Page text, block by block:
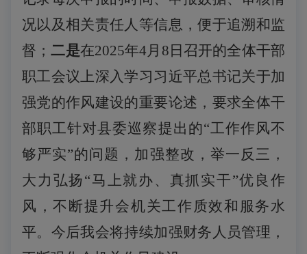
况以及相关责任人等信息，便于追溯和监
督；二是在2025年4月8日召开的全体干部
职工会议上深入学习习近平总书记关于加
强党的作风建设的重要论述，要求全体干
部职工针对县委巡察提出的“工作作风不
够严实”的问题，加强整改，举一反三，
大力弘扬“马上就办、真抓实干”优良作
风，不断提升会机关工作质效和服务水
平。 今后我会将持续加强财务人员管理，